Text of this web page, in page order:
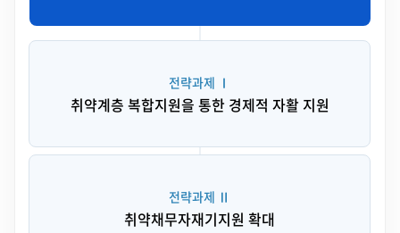
전략과제 Ⅰ
취약계층 복합지원을 통한 경제적 자활 지원
전략과제 Ⅱ
취약채무자재기지원 확대